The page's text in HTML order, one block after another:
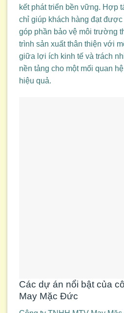
kết phát triển bền vững. Hợp
chỉ giúp khách hàng đạt
góp phần bảo vệ môi trường
trình sản xuất thân thiện với
giữa lợi ích kinh tế và trách
nền tảng cho một mối quan
hiệu quả.
Các dự án nổi bật của
May Mặc Đức